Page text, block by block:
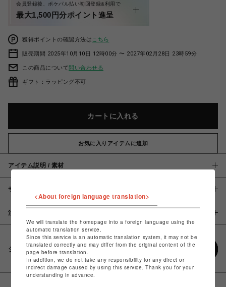
会員登録後、ポケパル払い初回登録&利用で
最大1,500円分ポイント進呈
獲得ポイントの確認方法は こちら
販売期間 2025年10月10日 12時00分 〜 2027年02月28日 23時59分
この商品について問い合わせる
ギフト：ラッピング不可
カートに入れる
お気に入りアイテムに追加
アイテム説明 / 素材
サイズ
注意事項
シェアする
<About foreign language translation>
We will translate the homepage into a foreign language using the
automatic translation service.
Since this service is an automatic translation system, it may not be
translated correctly and may differ from the original content of the
page before translation.
In addition, we do not take any responsibility for any direct or
indirect damage caused by using this service. Thank you for your
understanding in advance.